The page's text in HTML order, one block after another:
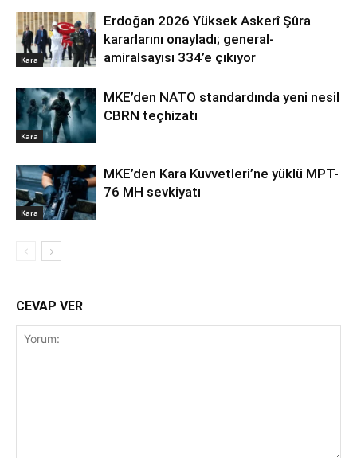
Kara
Erdoğan 2026 Yüksek Askerî Şûra
kararlarını onayladı; general-
amiralsayısı 334’e çıkıyor
Kara
MKE’den NATO standardında yeni nesil
CBRN teçhizatı
Kara
MKE’den Kara Kuvvetleri’ne yüklü MPT-
76 MH sevkiyatı
CEVAP VER